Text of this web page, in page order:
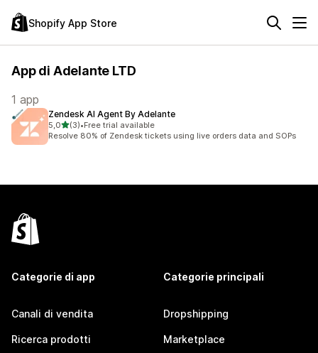
Shopify App Store
App di Adelante LTD
1 app
Zendesk AI Agent By Adelante
5,0stelle su 5
(3)
3 recensioni totali
•Free trial available
Resolve 80% of Zendesk tickets using live orders data and SOPs
Categorie di app
Canali di vendita
Ricerca prodotti
Categorie principali
Dropshipping
Marketplace